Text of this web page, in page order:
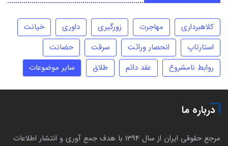
کلاهبرداری مهاجرت زورگیری داوری
خیانت
استارتاپ
انحصار وراثت سرقت
حضانت
روابط نامشروع
عقد دائم طلاق سایر موضوعات
درباره ما
مرجع حقوقی ایران از سال 1394 با هدف جمع آوری و انتشار اطلاعات